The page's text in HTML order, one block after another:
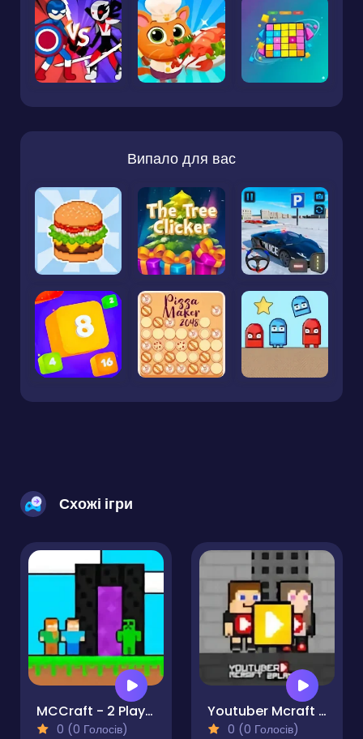
Випало для вас
Схожі ігри
MCCraft - 2 Player
0 (0 Голосів)
Youtuber Mcraft 2Player
0 (0 Голосів)